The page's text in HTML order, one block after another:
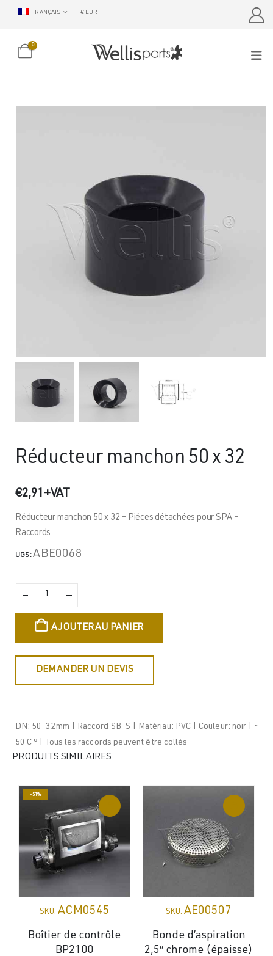
FRANÇAIS € EUR
0
Réducteur manchon 50 x 32
€2,91 +VAT
Réducteur manchon 50 x 32 – Piéces détachées pour SPA –
Raccords
UGS :ABE0068
AJOUTER AU PANIER
DEMANDER UN DEVIS
DN: 50-32mm | Raccord SB-S | Matériau: PVC | Couleur: noir | ~
50 C ° | Tous les raccords peuvent être collés
PRODUITS SIMILAIRES
-51%
SKU: ACM0545
Boîtier de contrôle
BP2100
SKU: AE00507
Bonde d’aspiration
2,5″ chrome (épaisse)